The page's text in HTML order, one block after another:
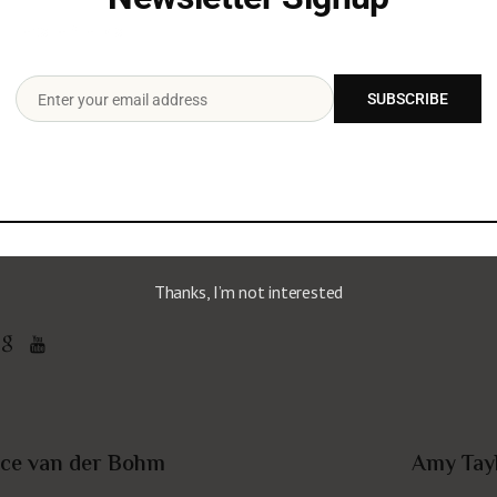
Birmingham
van der Bohm Amy
EmailEnter your email address SUBSCRIBE
Thanks, I’m not interested